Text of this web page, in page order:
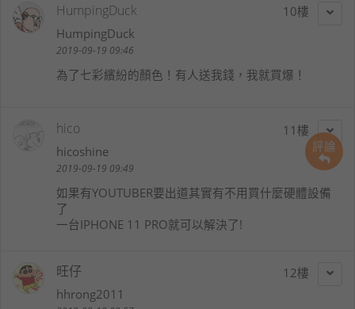
評論
10
HumpingDuck
HumpingDuck
2019-09-19 09:46
為了七彩繽紛的顏色！有人送我錢，我就買爆！
11
hico
hicoshine
2019-09-19 09:49
如果有YOUTUBER要出道其實有不用買什麼硬體設備
了
一台IPHONE 11 PRO就可以解決了!
12
旺仔
hhrong2011